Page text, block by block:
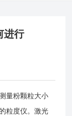
进行
量粉颗粒大小
粒度仪。激光